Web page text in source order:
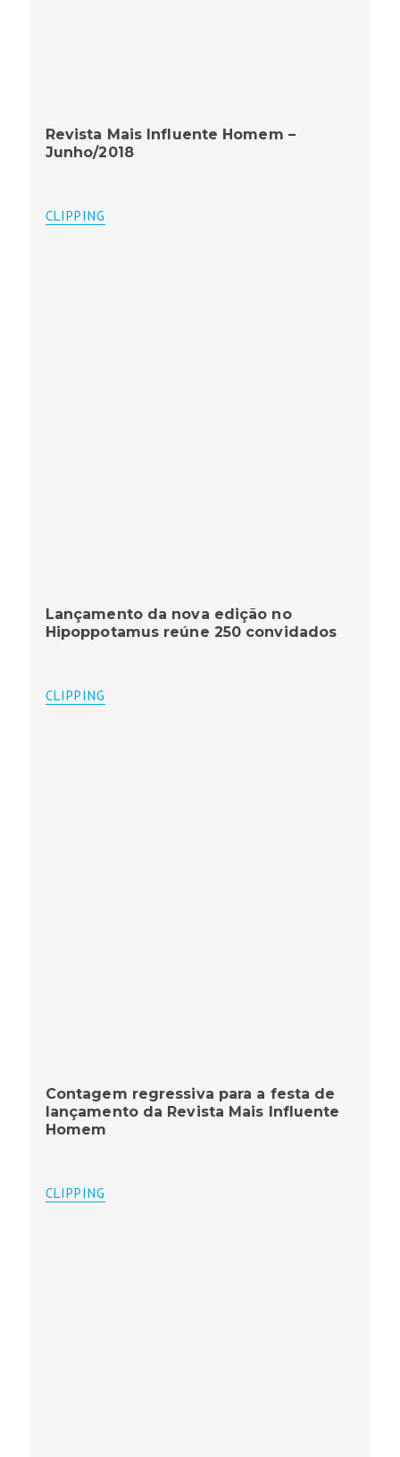
Revista Mais Influente Homem –
Junho/2018
CLIPPING
Lançamento da nova edição no
Hipoppotamus reúne 250 convidados
CLIPPING
Contagem regressiva para a festa de
lançamento da Revista Mais Influente
Homem
CLIPPING